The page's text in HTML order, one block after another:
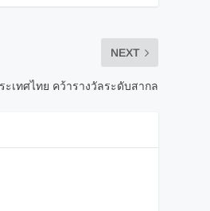
NEXT
ะเทศไทย คว้ารางวัลระดับสากล